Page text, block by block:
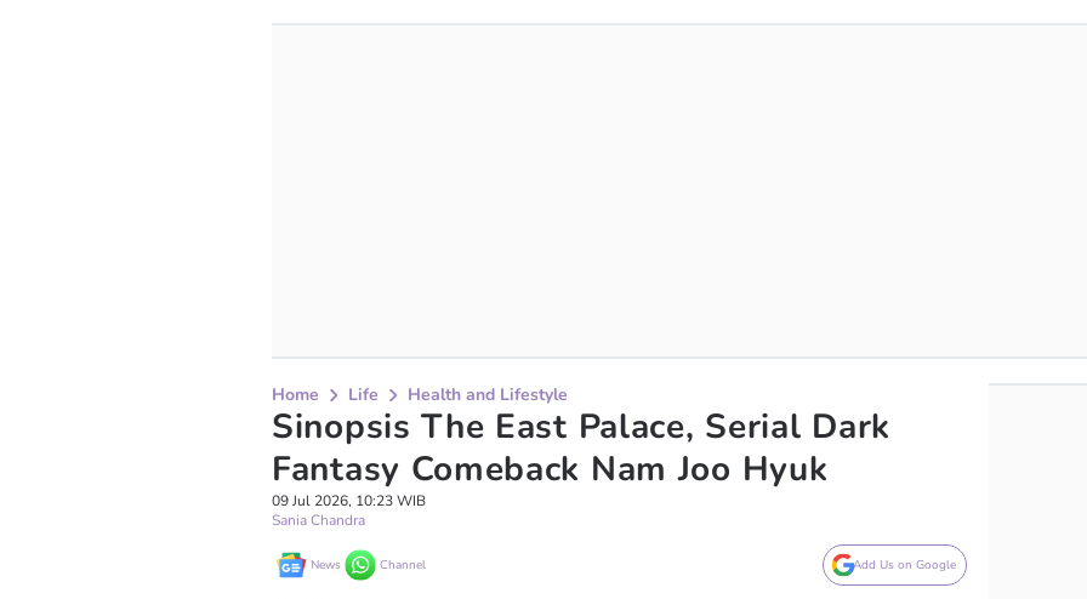
Home Life Health and Lifestyle
Sinopsis The East Palace, Serial Dark
Fantasy Comeback Nam Joo Hyuk
09 Jul 2026, 10:23 WIB
Sania Chandra
News Channel Add Us on Google